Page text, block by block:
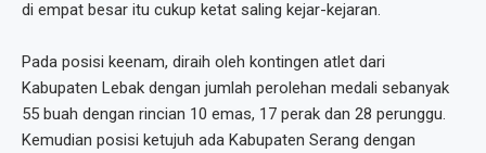
di empat besar itu cukup ketat saling kejar-kejaran.
Pada posisi keenam, diraih oleh kontingen atlet dari
Kabupaten Lebak dengan jumlah perolehan medali sebanyak
55 buah dengan rincian 10 emas, 17 perak dan 28 perunggu.
Kemudian posisi ketujuh ada Kabupaten Serang dengan